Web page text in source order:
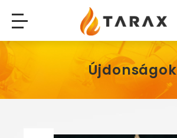
Tarax
Újdonságok